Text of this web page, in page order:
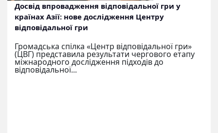
Досвід впровадження відповідальної гри у
країнах Азії: нове дослідження Центру
відповідальної гри
Громадська спілка «Центр відповідальної гри»
(ЦВГ) представила результати чергового етапу
міжнародного дослідження підходів до
відповідальної...